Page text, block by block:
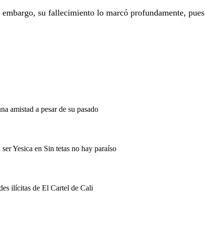
su fallecimiento lo marcó profundamente, pues
amistad a pesar de su pasado
Yesica en Sin tetas no hay paraíso
ilícitas de El Cartel de Cali